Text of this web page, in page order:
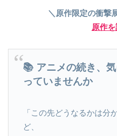
＼原作限定の衝撃
原作
📚 アニメの続き、
っていませんか
「この先どうなるかは分
ど、